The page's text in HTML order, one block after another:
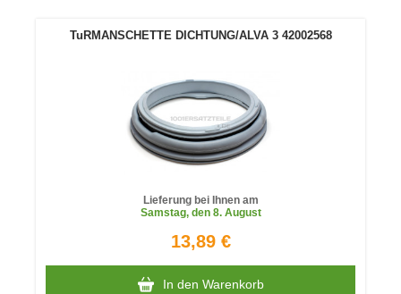
TuRMANSCHETTE DICHTUNG/ALVA 3 42002568
Lieferung bei Ihnen am
Samstag, den 8. August
13,89 €
In den Warenkorb